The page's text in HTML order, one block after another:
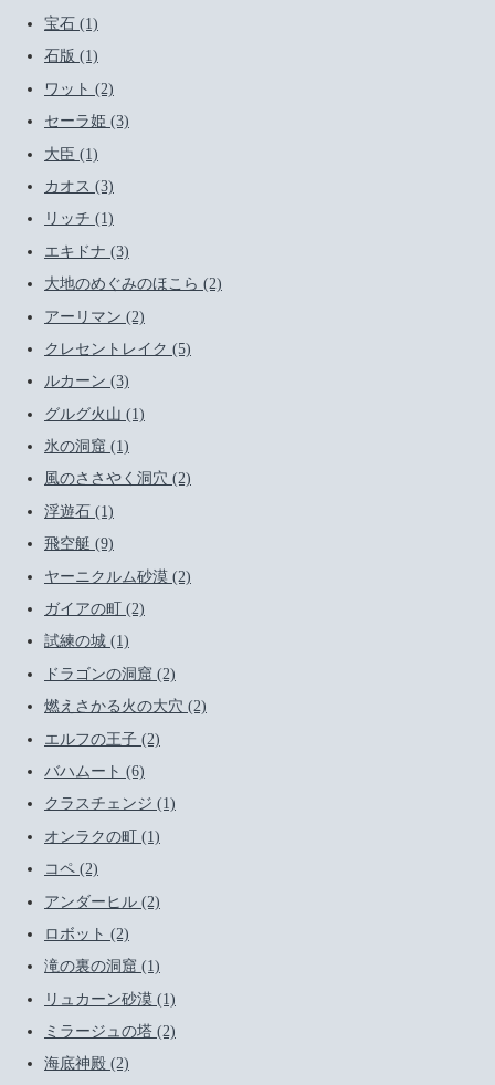
宝石 (1)
石版 (1)
ワット (2)
セーラ姫 (3)
大臣 (1)
カオス (3)
リッチ (1)
エキドナ (3)
大地のめぐみのほこら (2)
アーリマン (2)
クレセントレイク (5)
ルカーン (3)
グルグ火山 (1)
氷の洞窟 (1)
風のささやく洞穴 (2)
浮遊石 (1)
飛空艇 (9)
ヤーニクルム砂漠 (2)
ガイアの町 (2)
試練の城 (1)
ドラゴンの洞窟 (2)
燃えさかる火の大穴 (2)
エルフの王子 (2)
バハムート (6)
クラスチェンジ (1)
オンラクの町 (1)
コペ (2)
アンダーヒル (2)
ロボット (2)
滝の裏の洞窟 (1)
リュカーン砂漠 (1)
ミラージュの塔 (2)
海底神殿 (2)